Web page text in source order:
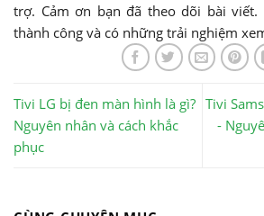
trợ. Cảm ơn bạn đã theo dõi bài viết.
thành công và có những trải nghiệm
Tivi LG bị đen màn hình là gì?
Nguyên nhân và cách khắc
phục
Tivi
-